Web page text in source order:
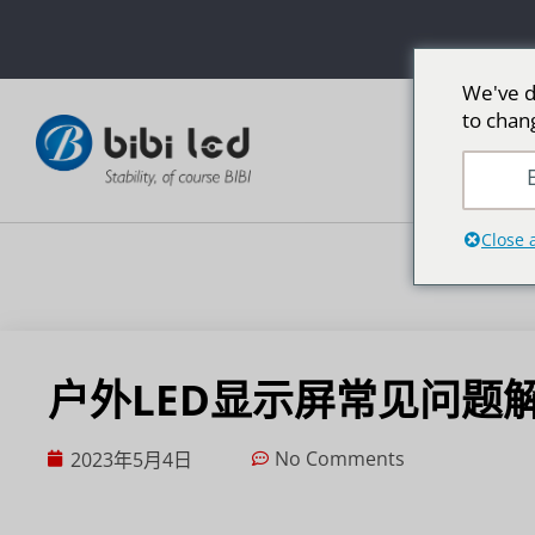
户外LED显示屏常见问题
2023年5月4日 No Comments
We've
to
Close